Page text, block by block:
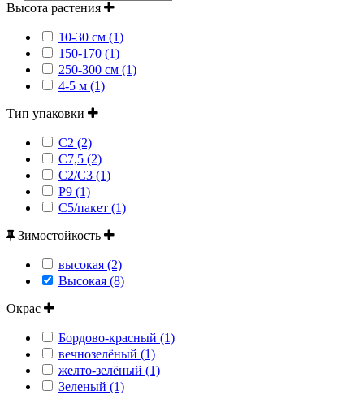
Высота растения
10-30 см (1)
150-170 (1)
250-300 см (1)
4-5 м (1)
Тип упаковки
С2 (2)
С7,5 (2)
С2/С3 (1)
Р9 (1)
С5/пакет (1)
Зимостойкость
высокая (2)
Высокая (8)
Окрас
Бордово-красный (1)
вечнозелёный (1)
желто-зелёный (1)
Зеленый (1)